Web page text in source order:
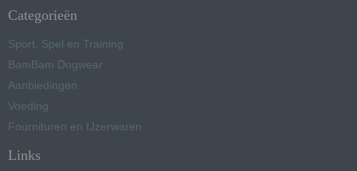
Categorieën
Sport, Spel en Training
BamBam Dogwear
Aanbiedingen
Voeding
Fournituren en IJzerwaren
Links